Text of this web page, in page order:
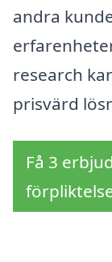
andra
research
prisvärd
Få 3